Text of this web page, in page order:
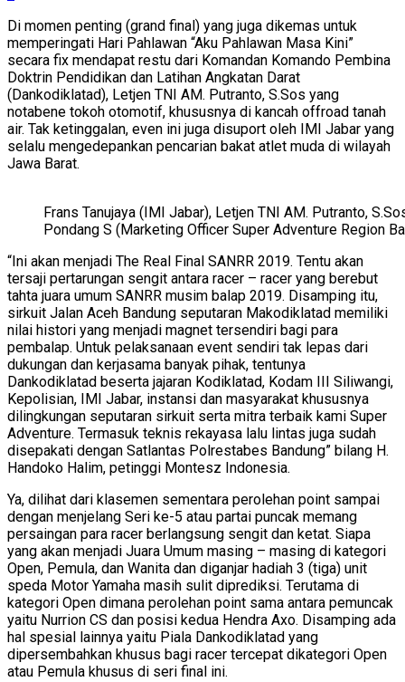
Di momen penting (grand final) yang juga dikemas untuk
memperingati Hari Pahlawan “Aku Pahlawan Masa Kini”
secara fix mendapat restu dari Komandan Komando Pembina
Doktrin Pendidikan dan Latihan Angkatan Darat
(Dankodiklatad), Letjen TNI AM. Putranto, S.Sos yang
notabene tokoh otomotif, khususnya di kancah offroad tanah
air. Tak ketinggalan, even ini juga disuport oleh IMI Jabar yang
selalu mengedepankan pencarian bakat atlet muda di wilayah
Jawa Barat.
Frans Tanujaya (IMI Jabar), Letjen TNI AM. Putranto,
Pondang S (Marketing Officer Super Adventure Region
“Ini akan menjadi The Real Final SANRR 2019. Tentu akan
tersaji pertarungan sengit antara racer – racer yang berebut
tahta juara umum SANRR musim balap 2019. Disamping itu,
sirkuit Jalan Aceh Bandung seputaran Makodiklatad memiliki
nilai histori yang menjadi magnet tersendiri bagi para
pembalap. Untuk pelaksanaan event sendiri tak lepas dari
dukungan dan kerjasama banyak pihak, tentunya
Dankodiklatad beserta jajaran Kodiklatad, Kodam III Siliwangi,
Kepolisian, IMI Jabar, instansi dan masyarakat khususnya
dilingkungan seputaran sirkuit serta mitra terbaik kami Super
Adventure. Termasuk teknis rekayasa lalu lintas juga sudah
disepakati dengan Satlantas Polrestabes Bandung” bilang H.
Handoko Halim, petinggi Montesz Indonesia.
Ya, dilihat dari klasemen sementara perolehan point sampai
dengan menjelang Seri ke-5 atau partai puncak memang
persaingan para racer berlangsung sengit dan ketat. Siapa
yang akan menjadi Juara Umum masing – masing di kategori
Open, Pemula, dan Wanita dan diganjar hadiah 3 (tiga) unit
speda Motor Yamaha masih sulit diprediksi. Terutama di
kategori Open dimana perolehan point sama antara pemuncak
yaitu Nurrion CS dan posisi kedua Hendra Axo. Disamping ada
hal spesial lainnya yaitu Piala Dankodiklatad yang
dipersembahkan khusus bagi racer tercepat dikategori Open
atau Pemula khusus di seri final ini.